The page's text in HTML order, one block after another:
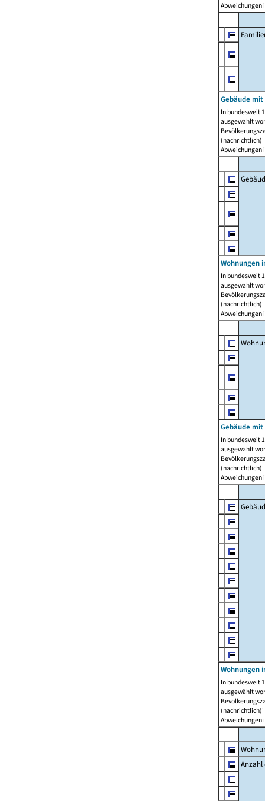
Abweichungen
Gebäude
In bundesweit
ausgewählt
Abweichungen
Wohnungen
In bundesweit
ausgewählt
Abweichungen
Gebäude
In bundesweit
ausgewählt
Abweichungen
Wohnungen
In bundesweit
ausgewählt
Abweichungen
Anzahl